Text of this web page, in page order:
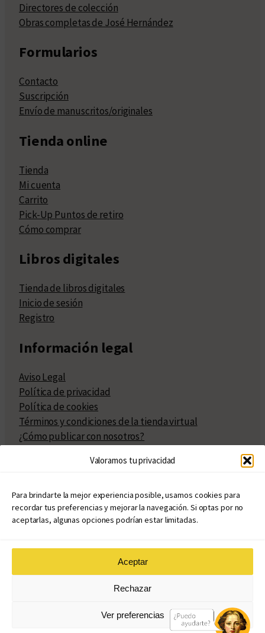
Valoramos tu privacidad
Para brindarte la mejor experiencia posible, usamos cookies para
recordar tus preferencias y mejorar la navegación. Si optas por no
aceptarlas, algunas opciones podrían estar limitadas.
Aceptar
Rechazar
Ver preferencias
Directores de colección
Obras completas de José Hernández
Formularios
Contacto
Suscripción
Envío de manuscritos/originales
Tienda online
Tienda
Mi cuenta
Carrito
Pick-Up Puntos de retiro
Cómo comprar
Libros digitales
Tienda de libros digitales
Inicio de sesión
Registro
Información legal
Aviso Legal
Política de privacidad
Política de cookies
Términos y condiciones de la tienda virtual
¿Cómo publicar con nosotros?
Políticas de publicación
Políticas de coedición
Atribuciones